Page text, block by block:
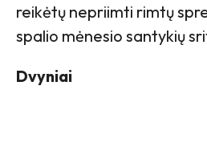
reikėtų nepriimti rimtų
spalio mėnesio santykių
Dvyniai